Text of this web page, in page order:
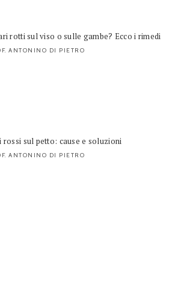
rotti sul viso o sulle gambe? Ecco i rimedi
ANTONINO DI PIETRO
rossi sul petto: cause e soluzioni
ANTONINO DI PIETRO